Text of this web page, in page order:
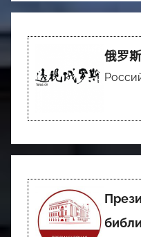
俄罗